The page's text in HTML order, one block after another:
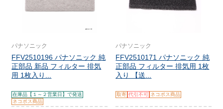
パナソニック
FFV2510196 パナソニック 純
正部品 新品 フィルター 排気
用 1枚入り...
在庫品【１～２営業日】で発送
ネコポス商品
パナソニック
FFV2510171 パナソニック 純
正部品 フィルター 排気用 1枚
入り 【送...
取寄 代引不可 ネコポス商品